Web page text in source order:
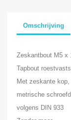
Omschrijving
Zeskantbout M5 x
Tapbout
Met zeskante kop,
metrische
volgens DIN 933